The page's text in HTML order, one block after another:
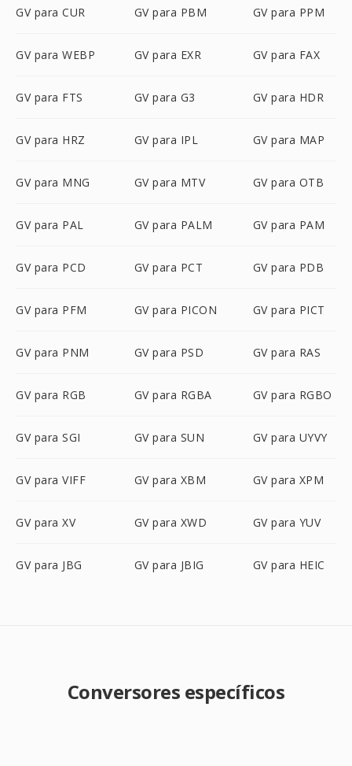
GV para CUR GV para PBM GV para PPM
GV para WEBP GV para EXR GV para FAX
GV para FTS GV para G3 GV para HDR
GV para HRZ GV para IPL GV para MAP
GV para MNG GV para MTV GV para OTB
GV para PAL GV para PALM GV para PAM
GV para PCD GV para PCT GV para PDB
GV para PFM GV para PICON GV para PICT
GV para PNM GV para PSD GV para RAS
GV para RGB GV para RGBA GV para RGBO
GV para SGI GV para SUN GV para UYVY
GV para VIFF GV para XBM GV para XPM
GV para XV GV para XWD GV para YUV
GV para JBG GV para JBIG GV para HEIC
Conversores específicos